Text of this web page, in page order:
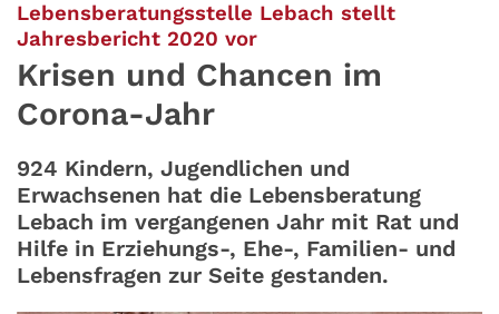
Lebensberatungsstelle Lebach stellt
Jahresbericht 2020 vor:
Krisen und Chancen im
Corona-Jahr
924 Kindern, Jugendlichen und
Erwachsenen hat die Lebensberatung
Lebach im vergangenen Jahr mit Rat und
Hilfe in Erziehungs-, Ehe-, Familien- und
Lebensfragen zur Seite gestanden.